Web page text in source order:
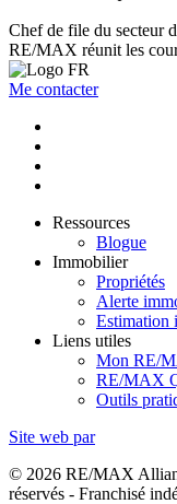
Chef de file du secteur
RE/MAX réunit les
Me contacter
Ressources
Blogue
Immobilier
Propriétés
Alerte
Estimation
Liens utiles
Mon RE/
RE/MAX
Outils
Site web par
© 2026 RE/MAX
réservés - Franchisé